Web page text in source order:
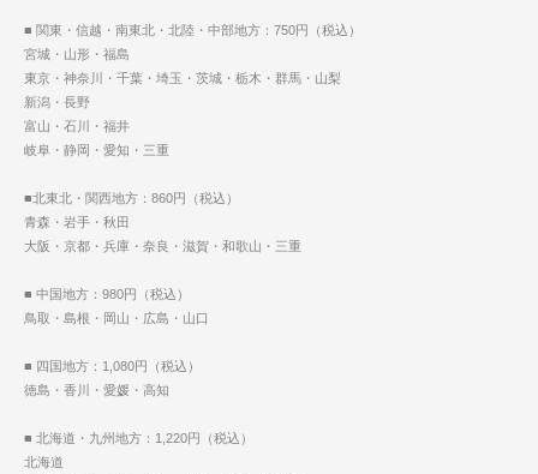
■ 関東・信越・南東北・北陸・中部地方：750円（税込）
宮城・山形・福島
東京・神奈川・千葉・埼玉・茨城・栃木・群馬・山梨
新潟・長野
富山・石川・福井
岐阜・静岡・愛知・三重
■北東北・関西地方：860円（税込）
青森・岩手・秋田
大阪・京都・兵庫・奈良・滋賀・和歌山・三重
■ 中国地方：980円（税込）
鳥取・島根・岡山・広島・山口
■ 四国地方：1,080円（税込）
徳島・香川・愛媛・高知
■ 北海道・九州地方：1,220円（税込）
北海道